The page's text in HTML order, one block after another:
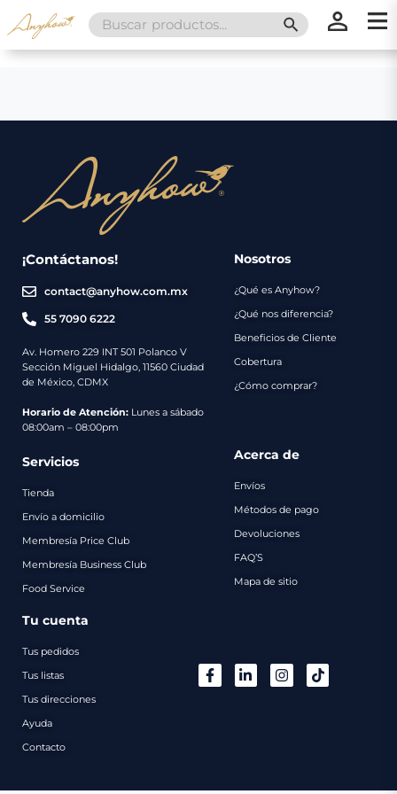
Search
for:
SEARCH
¡Contáctanos!
contact@anyhow.com.mx
55 7090 6222
Av. Homero 229 INT 501 Polanco V
Sección Miguel Hidalgo, 11560 Ciudad
de México, CDMX
Horario de Atención: Lunes a sábado
08:00am – 08:00pm
Nosotros
¿Qué es Anyhow?
¿Qué nos diferencia?
Beneficios de Cliente
Cobertura
¿Cómo comprar?
Servicios
Tienda
Envío a domicilio
Membresía Price Club
Membresía Business Club
Food Service
Acerca de
Envíos
Métodos de pago
Devoluciones
FAQ’S
Mapa de sitio
Tu cuenta
Tus pedidos
Tus listas
Tus direcciones
Ayuda
Contacto
Nosotros
Servicios
Envíos
Métodos
de
Catálogo
Regalos
Contacto